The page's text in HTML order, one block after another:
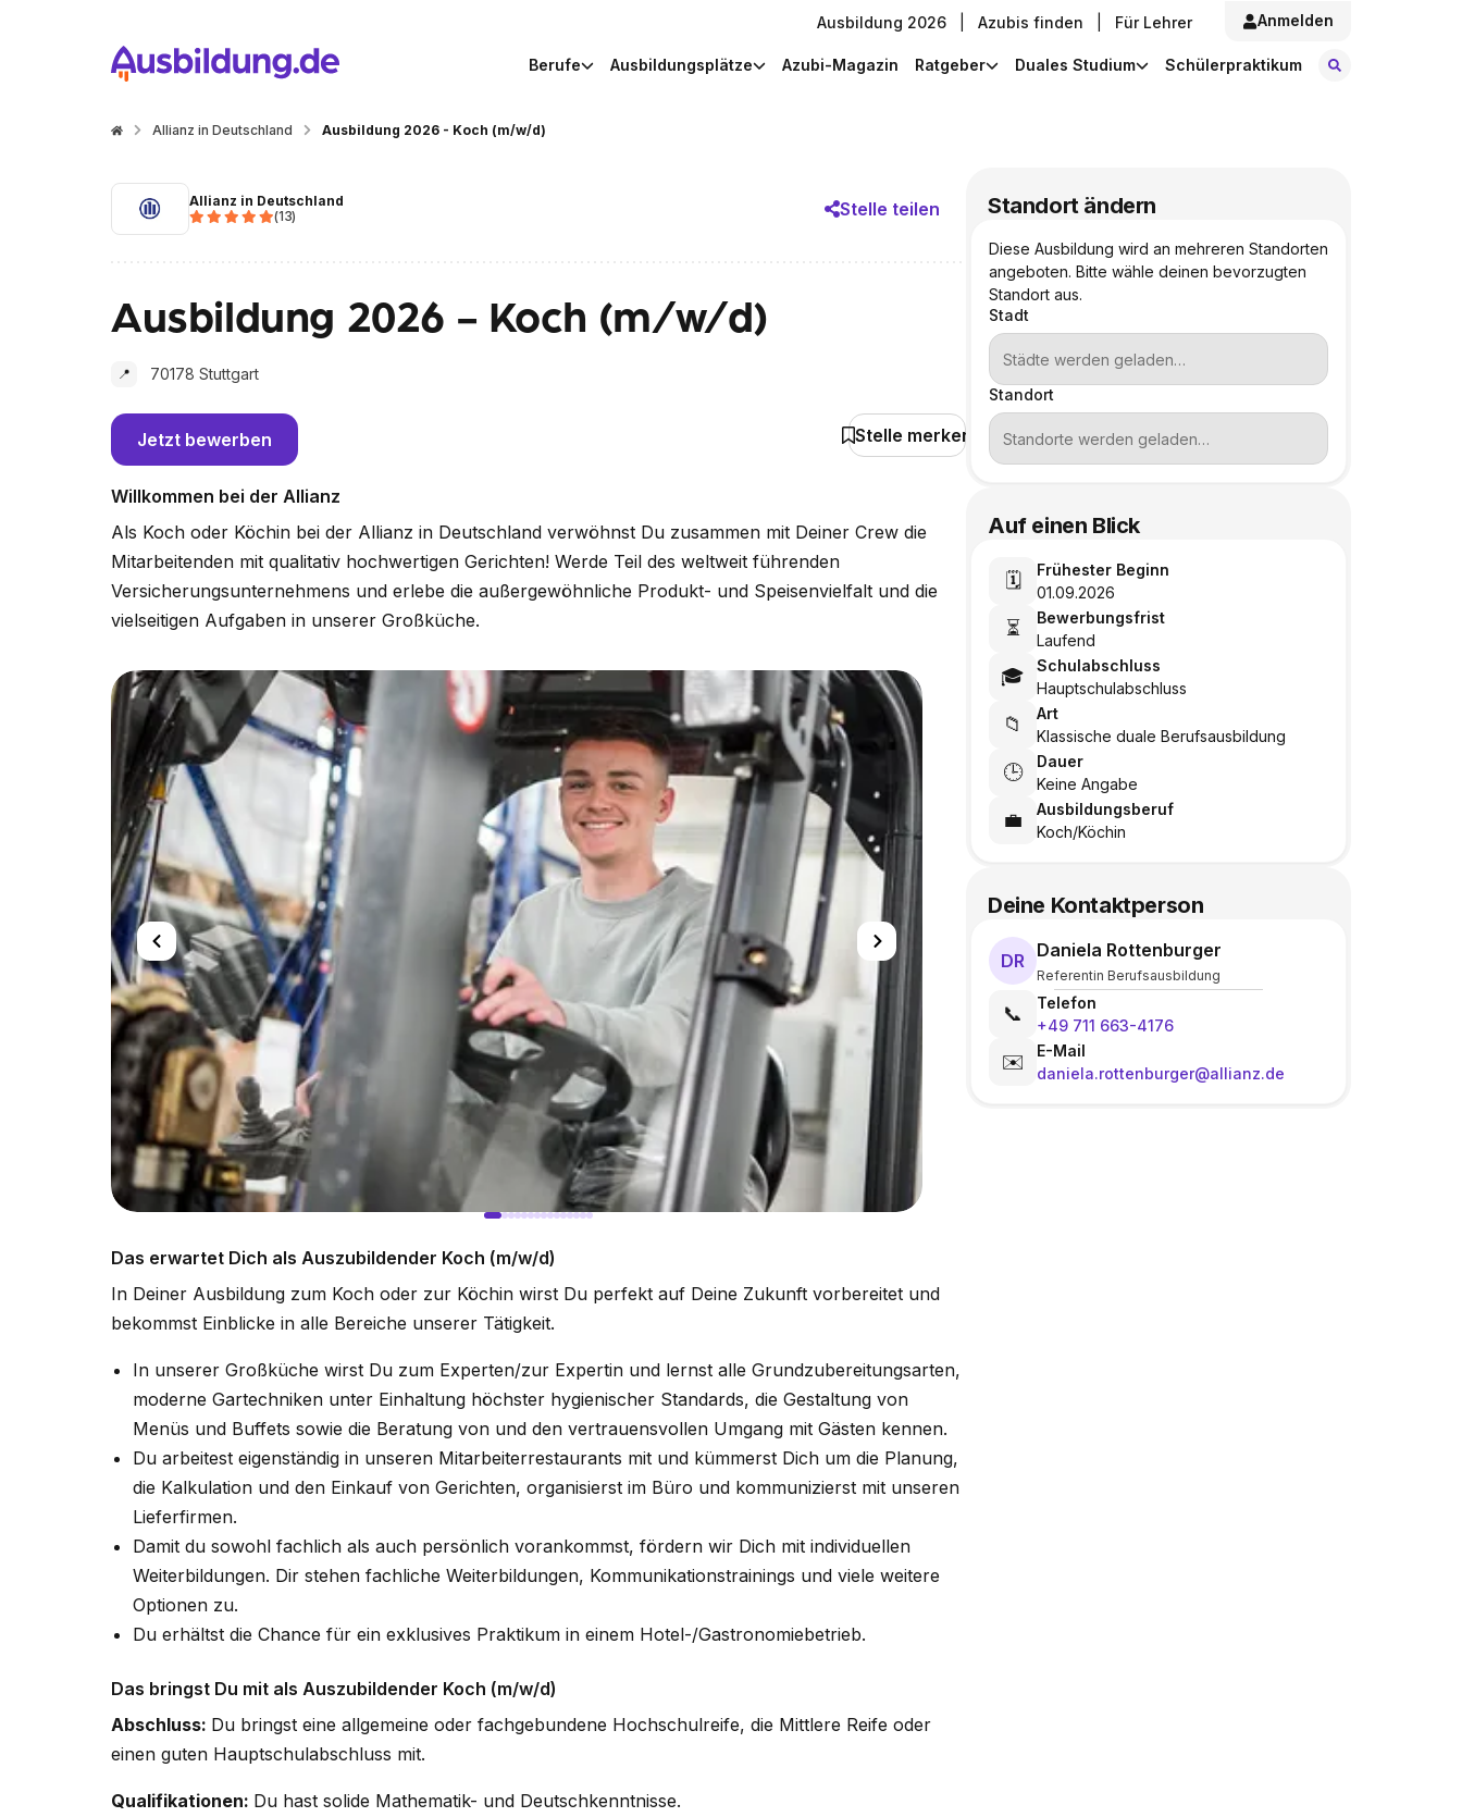
Ausbildung 2026 Azubis finden Für Lehrer Anmelden
Berufe Ausbildungsplätze Azubi-Magazin Ratgeber Duales Studium Schülerpraktikum
Allianz in Deutschland Ausbildung 2026 - Koch (m/w/d)
Allianz in Deutschland
(13) Stelle teilen
Ausbildung 2026 - Koch (m/w/d)
📍 70178 Stuttgart
Jetzt bewerben Stelle merken
Willkommen bei der Allianz
Als Koch oder Köchin bei der Allianz in Deutschland verwöhnst Du zusammen mit Deiner Crew die
Mitarbeitenden mit qualitativ hochwertigen Gerichten! Werde Teil des weltweit führenden
Versicherungsunternehmens und erlebe die außergewöhnliche Produkt- und Speisenvielfalt und die
vielseitigen Aufgaben in unserer Großküche.
Das erwartet Dich als Auszubildender Koch (m/w/d)
In Deiner Ausbildung zum Koch oder zur Köchin wirst Du perfekt auf Deine Zukunft vorbereitet und
bekommst Einblicke in alle Bereiche unserer Tätigkeit.
In unserer Großküche wirst Du zum Experten/zur Expertin und lernst alle Grundzubereitungsarten,
moderne Gartechniken unter Einhaltung höchster hygienischer Standards, die Gestaltung von
Menüs und Buffets sowie die Beratung von und den vertrauensvollen Umgang mit Gästen kennen.
Du arbeitest eigenständig in unseren Mitarbeiterrestaurants mit und kümmerst Dich um die Planung,
die Kalkulation und den Einkauf von Gerichten, organisierst im Büro und kommunizierst mit unseren
Lieferfirmen.
Damit du sowohl fachlich als auch persönlich vorankommst, fördern wir Dich mit individuellen
Weiterbildungen. Dir stehen fachliche Weiterbildungen, Kommunikationstrainings und viele weitere
Optionen zu.
Du erhältst die Chance für ein exklusives Praktikum in einem Hotel-/Gastronomiebetrieb.
Das bringst Du mit als Auszubildender Koch (m/w/d)
Abschluss: Du bringst eine allgemeine oder fachgebundene Hochschulreife, die Mittlere Reife oder
einen guten Hauptschulabschluss mit.
Qualifikationen: Du hast solide Mathematik- und Deutschkenntnisse.
Standort ändern
Diese Ausbildung wird an mehreren Standorten
angeboten. Bitte wähle deinen bevorzugten
Standort aus.
Stadt
Standort
Auf einen Blick
🗓️
Frühester Beginn
01.09.2026
⏳
Bewerbungsfrist
Laufend
🎓
Schulabschluss
Hauptschulabschluss
📁
Art
Klassische duale Berufsausbildung
🕒
Dauer
Keine Angabe
💼
Ausbildungsberuf
Koch/Köchin
Deine Kontaktperson
DR Daniela Rottenburger
Referentin Berufsausbildung
📞
Telefon
+49 711 663-4176
✉️
E-Mail
daniela.rottenburger@allianz.de